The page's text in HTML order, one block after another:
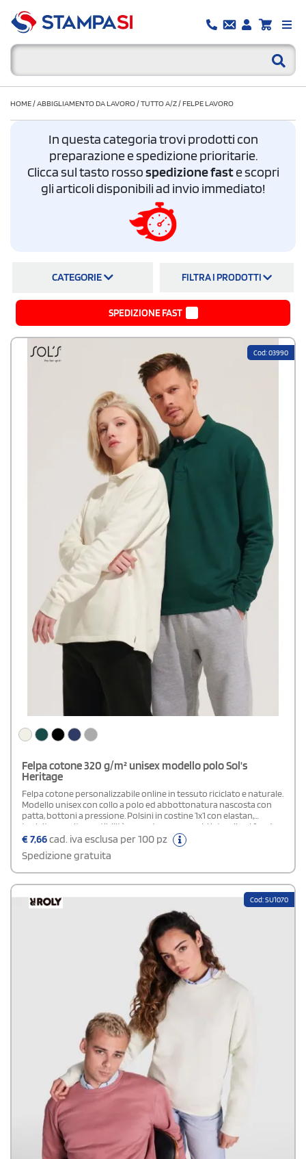
HOME/ABBIGLIAMENTO DA LAVORO/TUTTO A/Z/FELPE LAVORO
In questa categoria trovi prodotti con
preparazione e spedizione prioritarie.
Clicca sul tasto rossospedizione faste scopri
gli articoli disponibili ad invio immediato!
CATEGORIE FILTRA I PRODOTTI
SPEDIZIONE FAST
Cod: 03990
Felpa cotone 320 g/m² unisex modello polo Sol's
Heritage
Felpa cotone personalizzabile online in tessuto riciclato e naturale.
Modello unisex con collo a polo ed abbottonatura nascosta con
patta, bottoni a pressione. Polsini in costine 1x1 con elastan,
taglaita e cucita, vestibilità comoda, con spacchi laterali nel fondo
del capo. Articolo adatto per divise da lavoro. French Terry.
€7,66cad. iva esclusa per 100 pz
Spedizione gratuita
Cod: SU1070